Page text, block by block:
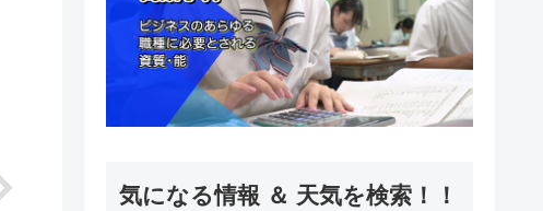
気になる情報 ＆ 天気を検索！！